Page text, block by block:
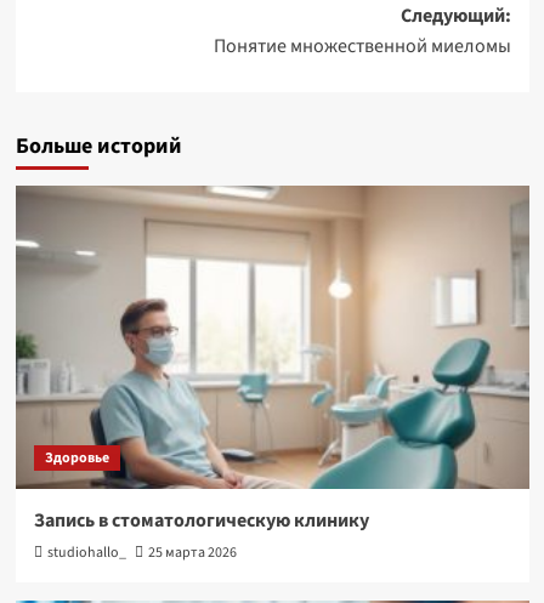
Следующий:
Понятие множественной миеломы
Больше историй
Здоровье
Запись в стоматологическую клинику
studiohallo_ 25 марта 2026